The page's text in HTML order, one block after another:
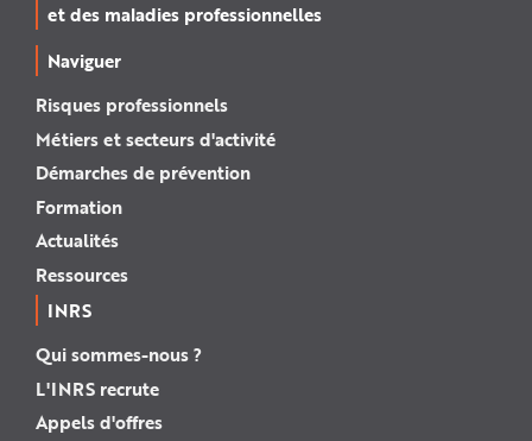
et des maladies professionnelles
Naviguer
Risques professionnels
Métiers et secteurs d'activité
Démarches de prévention
Formation
Actualités
Ressources
INRS
Qui sommes-nous ?
L'INRS recrute
Appels d'offres